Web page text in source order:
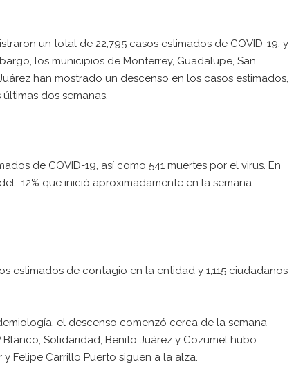
un total de 22,795 casos estimados de COVID-19, y
los municipios de Monterrey, Guadalupe, San
han mostrado un descenso en los casos estimados,
dos semanas.
de COVID-19, así como 541 muertes por el virus. En
-12% que inició aproximadamente en la semana
estimados de contagio en la entidad y 1,115 ciudadanos
el descenso comenzó cerca de la semana
Solidaridad, Benito Juárez y Cozumel hubo
Felipe Carrillo Puerto siguen a la alza.